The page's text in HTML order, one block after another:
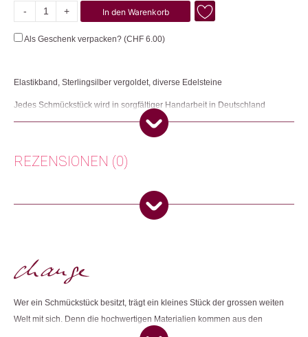
-
Colour
Menge
+ In den Warenkorb
Als Geschenk verpacken? (CHF 6.00)
Elastikband, Sterlingsilber vergoldet, diverse Edelsteine
Jedes Schmückstück wird in sorgfältiger Handarbeit in Deutschland
Artikelnummer: 108863.32
Weitere Produkte shoppen, die diesem Changemaker Kriterium
REZENSIONEN (0)
Es gibt noch keine Rezensionen.
Wer ein Schmückstück besitzt, trägt ein kleines Stück der grossen weiten
Welt mit sich. Denn die hochwertigen Materialien kommen aus den